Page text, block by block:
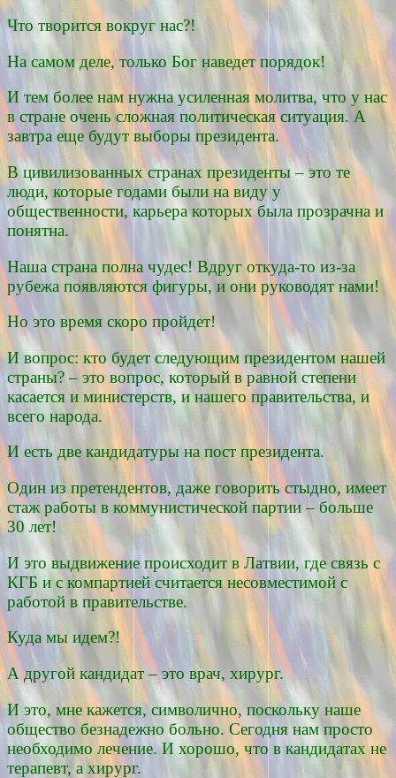
Что творится вокруг нас?!
На самом деле, только Бог наведет порядок!
И тем более нам нужна усиленная молитва, что у нас
в стране очень сложная политическая ситуация. А
завтра еще будут выборы президента.
В цивилизованных странах президенты – это те
люди, которые годами были на виду у
общественности, карьера которых была прозрачна и
понятна.
Наша страна полна чудес! Вдруг откуда-то из-за
рубежа появляются фигуры, и они руководят нами!
Но это время скоро пройдет!
И вопрос: кто будет следующим президентом нашей
страны? – это вопрос, который в равной степени
касается и министерств, и нашего правительства, и
всего народа.
И есть две кандидатуры на пост президента.
Один из претендентов, даже говорить стыдно, имеет
стаж работы в коммунистической партии – больше
30 лет!
И это выдвижение происходит в Латвии, где связь с
КГБ и с компартией считается несовместимой с
работой в правительстве.
Куда мы идем?!
А другой кандидат – это врач, хирург.
И это, мне кажется, символично, поскольку наше
общество безнадежно больно. Сегодня нам просто
необходимо лечение. И хорошо, что в кандидатах не
терапевт, а хирург.